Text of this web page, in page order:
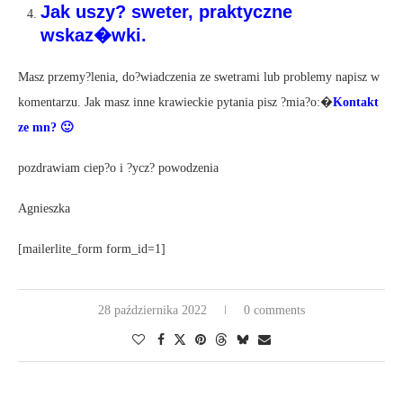
Jak uszy? sweter, praktyczne
wskaz�wki.
Masz przemy?lenia, do?wiadczenia ze swetrami lub problemy napisz w
komentarzu. Jak masz inne krawieckie pytania pisz ?mia?o:�Kontakt
ze mn? 🙂
pozdrawiam ciep?o i ?ycz? powodzenia
Agnieszka
[mailerlite_form form_id=1]
28 października 2022 0 comments